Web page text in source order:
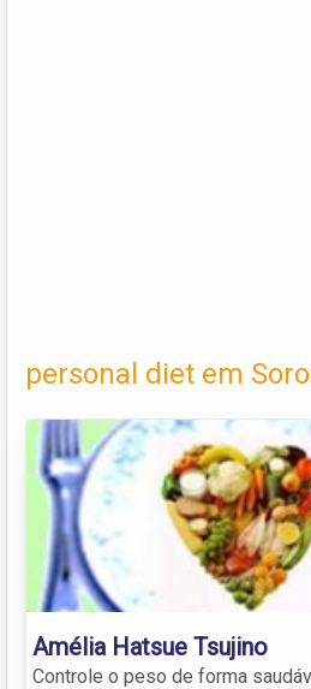
personal diet em
Amélia Hatsue Tsujino
Controle o peso de forma